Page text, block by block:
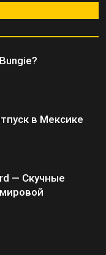
в Мексике
— Скучные